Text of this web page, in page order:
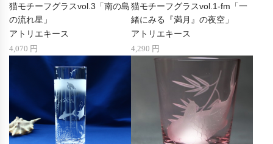
猫モチーフグラスvol.3「南の島
の流れ星」
アトリエキース
4,070 円
猫モチーフグラスvol.1-fm「一
緒にみる『満月』の夜空」
アトリエキース
4,290 円